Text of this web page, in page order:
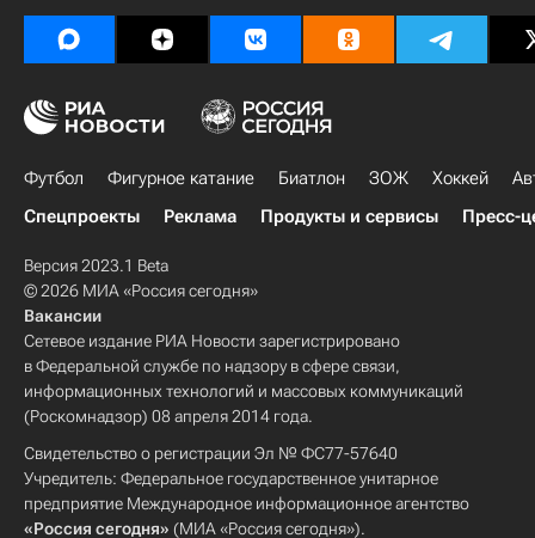
Футбол Фигурное катание Биатлон ЗОЖ Хоккей
Спецпроекты
Реклама Продукты и сервисы Пресс-
Версия 2023.1 Beta
© 2026 МИА «Россия сегодня»
Вакансии
Сетевое издание РИА Новости зарегистрировано
в Федеральной службе по надзору в сфере связи,
информационных технологий и массовых коммуникаций
(Роскомнадзор) 08 апреля 2014 года.
Свидетельство о регистрации Эл № ФС77-57640
Учредитель: Федеральное государственное унитарное
предприятие Международное информационное агентство
«Россия сегодня» (МИА «Россия сегодня»).